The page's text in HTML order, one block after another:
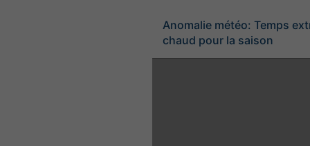
Anomalie météo: Temps
chaud pour la saison